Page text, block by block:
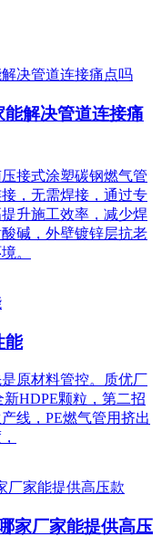
解决管道连接痛
接式涂塑碳钢燃气管
，无需焊接，通过专
升施工效率，减少焊
碱，外壁镀锌层抗老
。
能
原材料管控。质优厂
HDPE颗粒，第二招
线，PE燃气管用挤出
家厂家能提供高压